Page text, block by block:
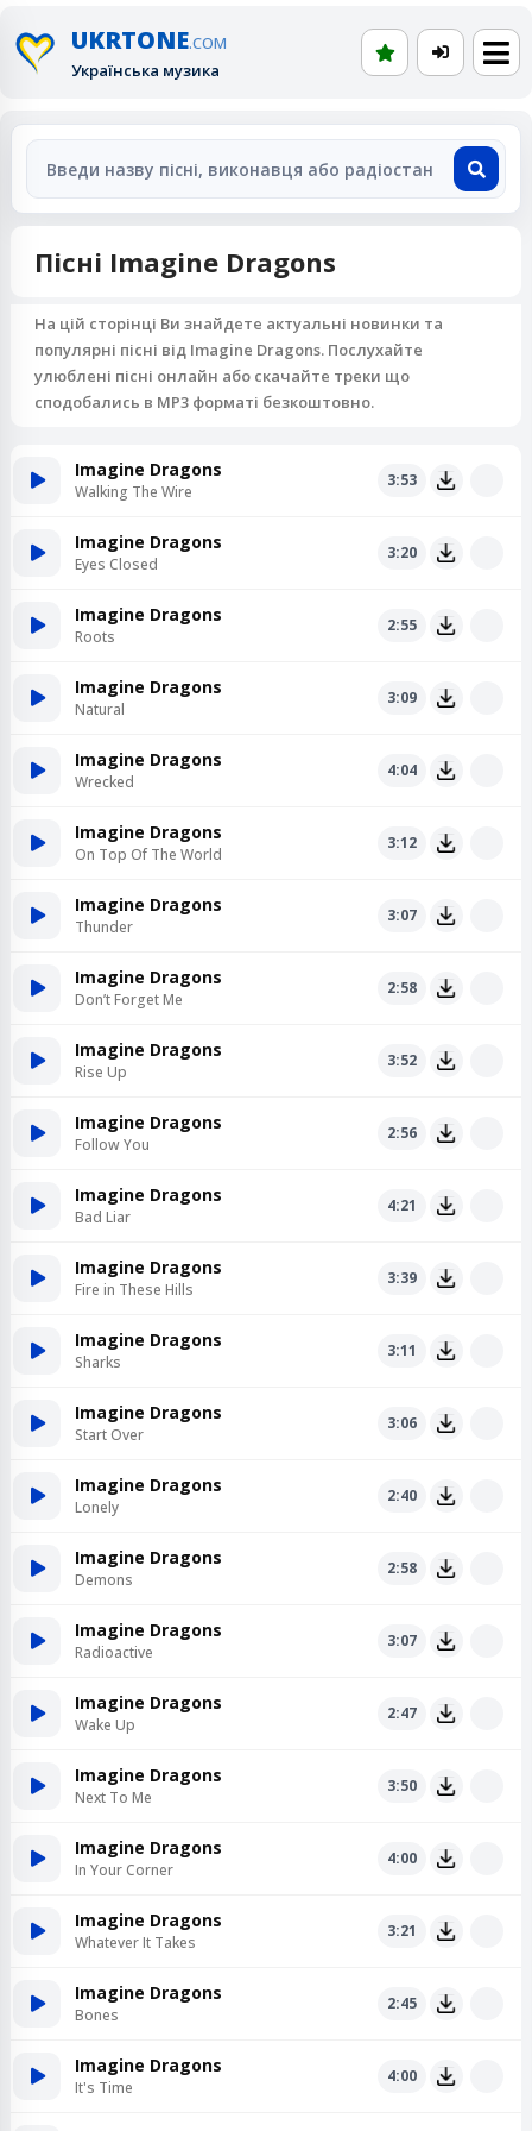
UKRTONE.COM
Українська музика
Пісні Imagine Dragons
На цій сторінці Ви знайдете актуальні новинки та
популярні пісні від Imagine Dragons. Послухайте
улюблені пісні онлайн або скачайте треки що
сподобались в MP3 форматі безкоштовно.
Imagine Dragons
Walking The Wire
3:53
Imagine Dragons
Eyes Closed
3:20
Imagine Dragons
Roots
2:55
Imagine Dragons
Natural
3:09
Imagine Dragons
Wrecked
4:04
Imagine Dragons
On Top Of The World
3:12
Imagine Dragons
Thunder
3:07
Imagine Dragons
Don’t Forget Me
2:58
Imagine Dragons
Rise Up
3:52
Imagine Dragons
Follow You
2:56
Imagine Dragons
Bad Liar
4:21
Imagine Dragons
Fire in These Hills
3:39
Imagine Dragons
Sharks
3:11
Imagine Dragons
Start Over
3:06
Imagine Dragons
Lonely
2:40
Imagine Dragons
Demons
2:58
Imagine Dragons
Radioactive
3:07
Imagine Dragons
Wake Up
2:47
Imagine Dragons
Next To Me
3:50
Imagine Dragons
In Your Corner
4:00
Imagine Dragons
Whatever It Takes
3:21
Imagine Dragons
Bones
2:45
Imagine Dragons
It's Time
4:00